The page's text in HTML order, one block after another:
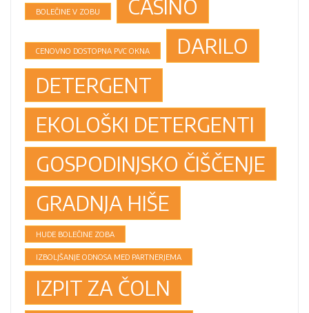
BOLEČINE V ZOBU CASINO
CENOVNO DOSTOPNA PVC OKNA
DARILO
DETERGENT
EKOLOŠKI DETERGENTI
GOSPODINJSKO ČIŠČENJE
GRADNJA HIŠE
HUDE BOLEČINE ZOBA
IZBOLJŠANJE ODNOSA MED PARTNERJEMA
IZPIT ZA ČOLN